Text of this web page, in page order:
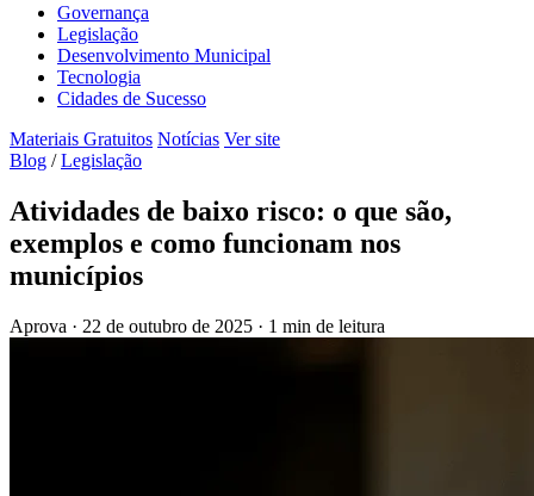
Governança
Legislação
Desenvolvimento Municipal
Tecnologia
Cidades de Sucesso
Materiais Gratuitos Notícias Ver site
Blog / Legislação
Atividades de baixo risco: o que são,
exemplos e como funcionam nos
municípios
Aprova · 22 de outubro de 2025 · 1 min de leitura